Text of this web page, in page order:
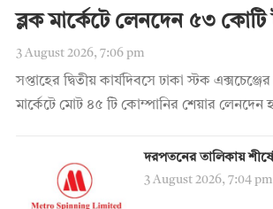
ব্লক মার্কেটে লেনদেন ৫৩ কোটি
3 August 2026, 7:06 pm
সপ্তাহের দ্বিতীয় কার্যদিবসে ঢাকা স্টক
মার্কেটে মোট ৪৫ টি কোম্পানির শেয়ার লেনদেন
দরপতনের তালিকায়
3 August 2026, 7:04 pm